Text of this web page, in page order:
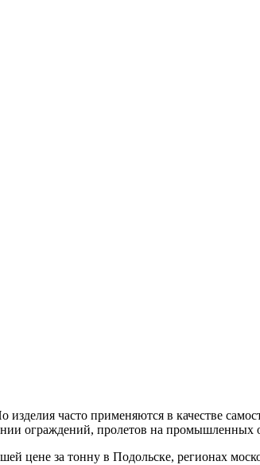
часто применяются в качестве
ограждений, пролетов на промышленных
цене за тонну в Подольске, регионах